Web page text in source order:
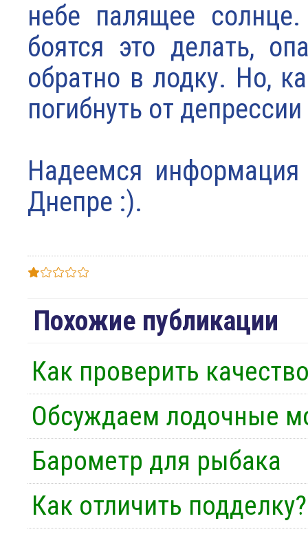
небе палящее
боятся это делать,
обратно в лодку. Но,
погибнуть от
Надеемся
Днепре :).
Похожие публикации
Как проверить
Обсуждаем лодочные
Барометр для рыбака
Как отличить подделку?